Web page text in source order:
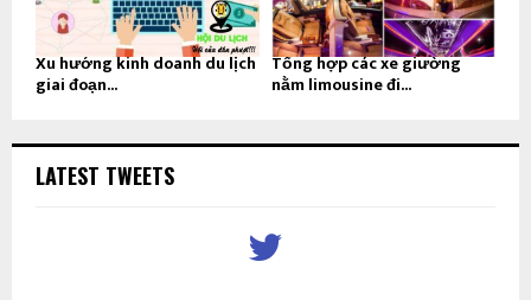
Xu hướng kinh doanh du lịch
giai đoạn...
Tổng hợp các xe giường
nằm limousine đi...
LATEST TWEETS